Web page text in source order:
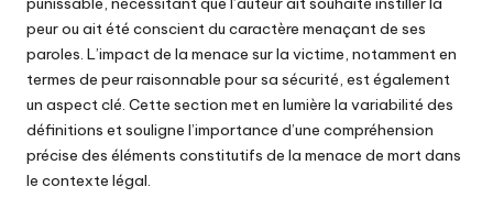
peur ou ait été conscient du caractère menaçant de ses
paroles. L’impact de la menace sur la victime, notamment en
termes de peur raisonnable pour sa sécurité, est également
un aspect clé. Cette section met en lumière la variabilité des
définitions et souligne l’importance d’une compréhension
précise des éléments constitutifs de la menace de mort dans
le contexte légal.